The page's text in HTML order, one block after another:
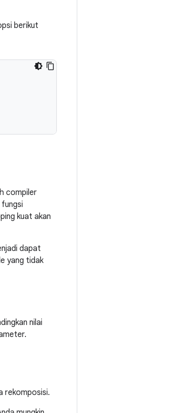
berikut
compiler
kuat akan
dapat
yang tidak
nilai
rekomposisi.